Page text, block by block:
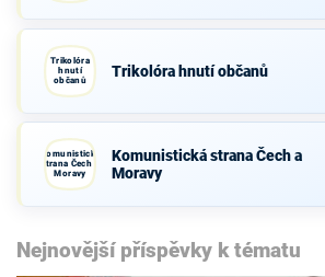
Trikolóra
hnutí
občanů
Trikolóra hnutí občanů
Komunistická
strana Čech a
Moravy
Komunistická strana Čech a
Moravy
Nejnovější příspěvky k tématu